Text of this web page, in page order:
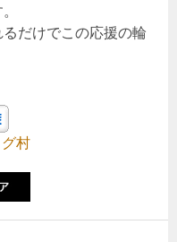
だけでこの応援の輪
村